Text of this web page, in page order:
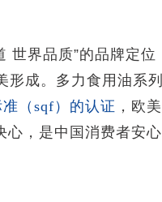
世界品质”的品牌定
形成。多力食用油系
（sqf）的认证 ，欧
心，是中国消费者安心